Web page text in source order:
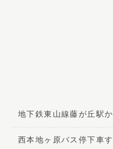
地下鉄東山線藤が丘駅
西本地ヶ原バス停下車